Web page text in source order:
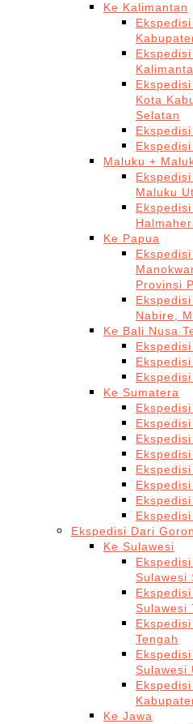
Ke Kalimantan
Kota
Selatan
Maluku +
Maluku
Ke Papua
Provinsi
Nabire,
Ke Bali Nusa
Ke Sumatera
Ekspedisi Dari
Ke Sulawesi
Sulawesi
Sulawesi
Tengah
Sulawesi
Ke Jawa